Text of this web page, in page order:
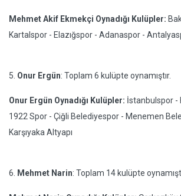
Mehmet Akif Ekmekçi Oynadığı Kulüpler:
Kartalspor - Elazığspor - Adanaspor -
5. Onur Ergün: Toplam 6 kulüpte oynamıştır.
Onur Ergün Oynadığı Kulüpler: İstanbulspor -
1922 Spor - Çiğli Belediyespor - Menemen
Karşıyaka Altyapı
6. Mehmet Narin: Toplam 14 kulüpte